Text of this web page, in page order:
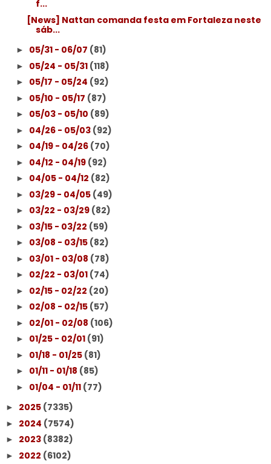
f...
[News] Nattan comanda festa em Fortaleza neste
sáb...
► 05/31 - 06/07 (81)
► 05/24 - 05/31 (118)
► 05/17 - 05/24 (92)
► 05/10 - 05/17 (87)
► 05/03 - 05/10 (89)
► 04/26 - 05/03 (92)
► 04/19 - 04/26 (70)
► 04/12 - 04/19 (92)
► 04/05 - 04/12 (82)
► 03/29 - 04/05 (49)
► 03/22 - 03/29 (82)
► 03/15 - 03/22 (59)
► 03/08 - 03/15 (82)
► 03/01 - 03/08 (78)
► 02/22 - 03/01 (74)
► 02/15 - 02/22 (20)
► 02/08 - 02/15 (57)
► 02/01 - 02/08 (106)
► 01/25 - 02/01 (91)
► 01/18 - 01/25 (81)
► 01/11 - 01/18 (85)
► 01/04 - 01/11 (77)
► 2025 (7335)
► 2024 (7574)
► 2023 (8382)
► 2022 (6102)